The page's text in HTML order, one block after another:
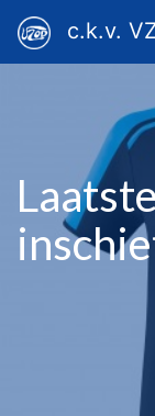
c.k.v.